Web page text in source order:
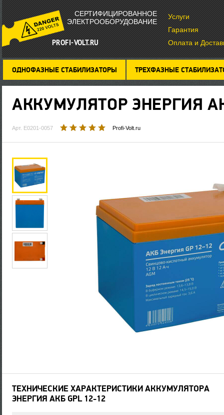
СЕРТИФИЦИРОВАННОЕ
ЭЛЕКТРООБОРУДОВАНИЕ
PROFI-VOLT.RU
Услуги
Гарантия
Оплата и
ОДНОФАЗНЫЕ СТАБИЛИЗАТОРЫ ТРЕХФАЗНЫЕ
АККУМУЛЯТОР ЭНЕРГИЯ
Арт. Е0201-0057 Profi-Volt.ru
ТЕХНИЧЕСКИЕ ХАРАКТЕРИСТИКИ АККУМУЛЯТОРА
ЭНЕРГИЯ АКБ GPL 12-12